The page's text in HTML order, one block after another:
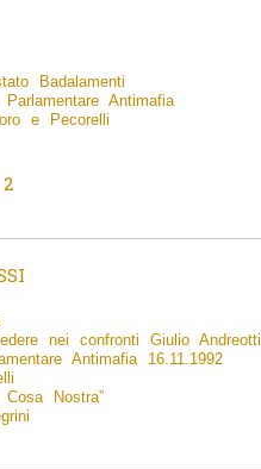
Badalamenti
Antimafia
e Pecorelli
nei confronti Giulio Andreotti
Antimafia 16.11.1992
Nostra”